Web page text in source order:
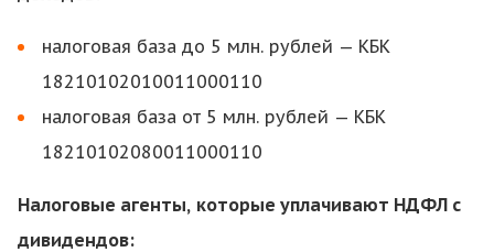
налоговая база до 5 млн. рублей — КБК
18210102010011000110
налоговая база от 5 млн. рублей — КБК
18210102080011000110
Налоговые агенты, которые уплачивают НДФЛ с
дивидендов: